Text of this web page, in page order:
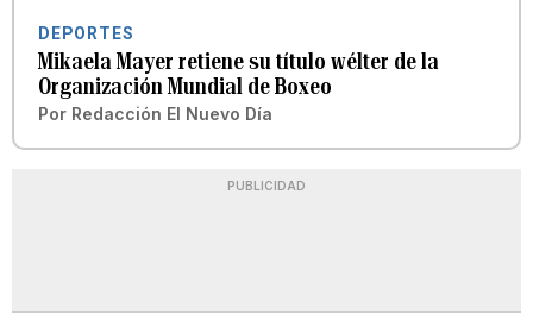
DEPORTES
Mikaela Mayer retiene su título wélter de la
Organización Mundial de Boxeo
Por Redacción El Nuevo Día
PUBLICIDAD